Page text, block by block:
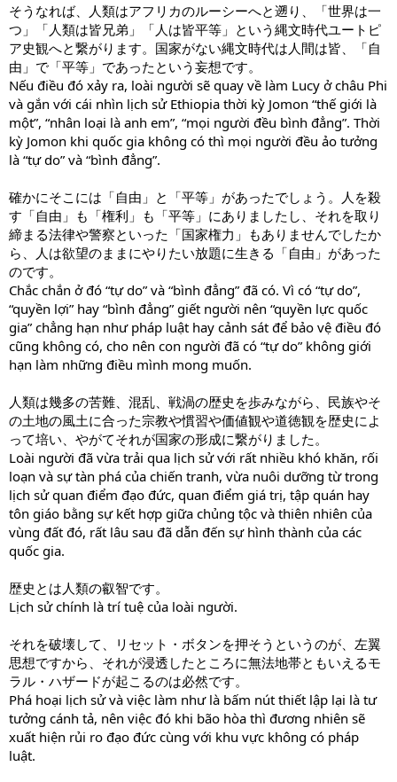
そうなれば、人類はアフリカのルーシーへと遡り、「世界は一
つ」「人類は皆兄弟」「人は皆平等」という縄文時代ユートピ
ア史観へと繋がります。国家がない縄文時代は人間は皆、「自
由」で「平等」であったという妄想です。
Nếu điều đó xảy ra, loài người sẽ quay về làm Lucy ở châu Phi
và gắn với cái nhìn lịch sử Ethiopia thời kỳ Jomon “thế giới là
một”, “nhân loại là anh em”, “mọi người đều bình đẳng”. Thời
kỳ Jomon khi quốc gia không có thì mọi người đều ảo tưởng
là “tự do” và “bình đẳng”.
確かにそこには「自由」と「平等」があったでしょう。人を殺
す「自由」も「権利」も「平等」にありましたし、それを取り
締まる法律や警察といった「国家権力」もありませんでしたか
ら、人は欲望のままにやりたい放題に生きる「自由」があった
のです。
Chắc chắn ở đó “tự do” và “bình đẳng” đã có. Vì có “tự do”,
“quyền lợi” hay “bình đẳng” giết người nên “quyền lực quốc
gia” chẳng hạn như pháp luật hay cảnh sát để bảo vệ điều đó
cũng không có, cho nên con người đã có “tự do” không giới
hạn làm những điều mình mong muốn.
人類は幾多の苦難、混乱、戦渦の歴史を歩みながら、民族やそ
の土地の風土に合った宗教や慣習や価値観や道徳観を歴史によ
って培い、やがてそれが国家の形成に繋がりました。
Loài người đã vừa trải qua lịch sử với rất nhiều khó khăn, rối
loạn và sự tàn phá của chiến tranh, vừa nuôi dưỡng từ trong
lịch sử quan điểm đạo đức, quan điểm giá trị, tập quán hay
tôn giáo bằng sự kết hợp giữa chủng tộc và thiên nhiên của
vùng đất đó, rất lâu sau đã dẫn đến sự hình thành của các
quốc gia.
歴史とは人類の叡智です。
Lịch sử chính là trí tuệ của loài người.
それを破壊して、リセット・ボタンを押そうというのが、左翼
思想ですから、それが浸透したところに無法地帯ともいえるモ
ラル・ハザードが起こるのは必然です。
Phá hoại lịch sử và việc làm như là bấm nút thiết lập lại là tư
tưởng cánh tả, nên việc đó khi bão hòa thì đương nhiên sẽ
xuất hiện rủi ro đạo đức cùng với khu vực không có pháp
luật.